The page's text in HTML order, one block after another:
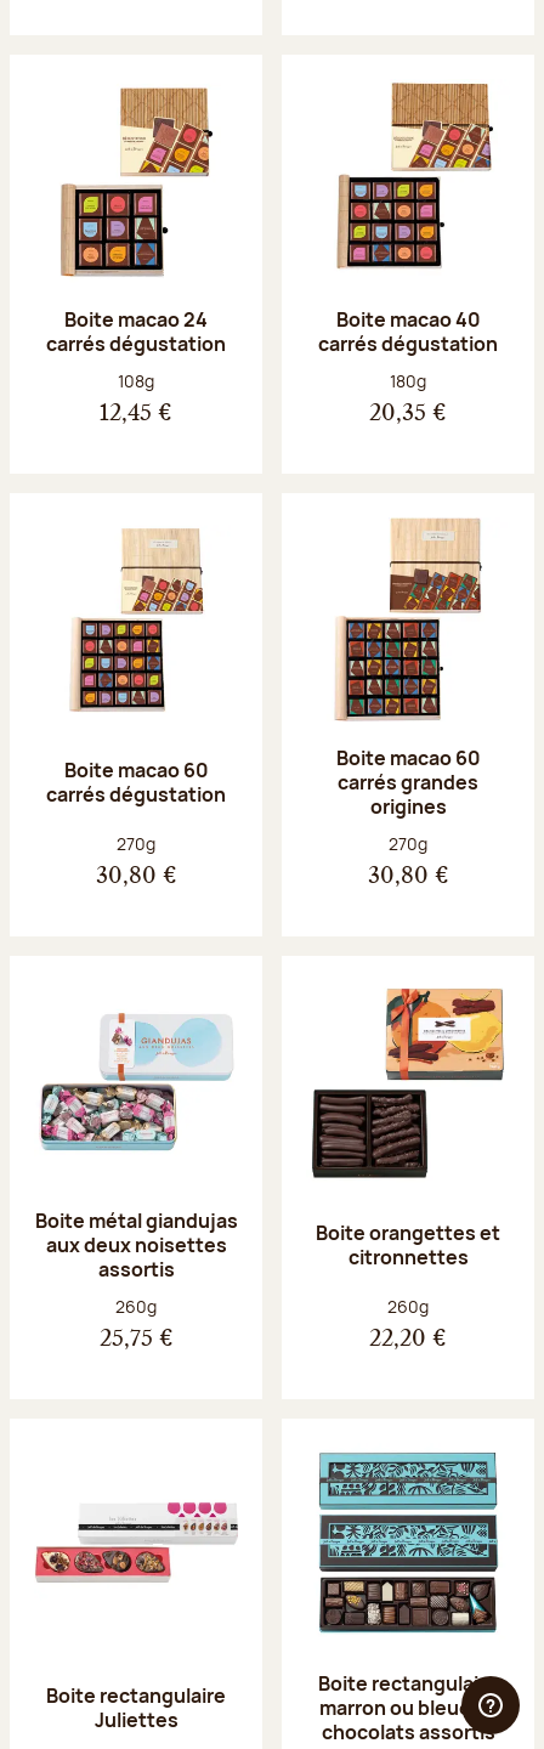
Boite macao 24
carrés dégustation
Poids net :
108g
12,45 €
Boite macao 40
carrés dégustation
Poids net :
180g
20,35 €
Boite macao 60
carrés dégustation
Poids net :
270g
30,80 €
Boite macao 60
carrés grandes
origines
Poids net :
270g
30,80 €
Boite métal giandujas
aux deux noisettes
assortis
Poids net :
260g
25,75 €
Boite orangettes et
citronnettes
Poids net :
260g
22,20 €
Boite rectangulaire
Juliettes
Boite rectangulaire
marron ou bleue 23
chocolats assortis